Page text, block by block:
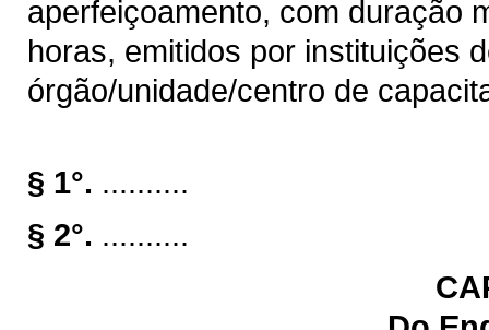
aperfeiçoamento, com duração
horas, emitidos por instituições
órgão/unidade/centro de
§ 1°. ..........
§ 2°. ..........